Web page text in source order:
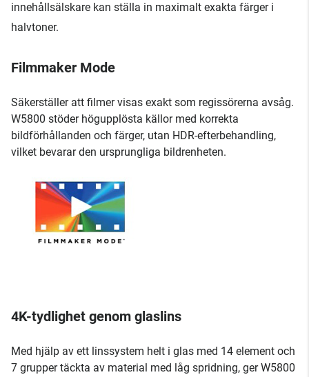
innehållsälskare kan ställa in maximalt exakta färger i
halvtoner.
Filmmaker Mode
Säkerställer att filmer visas exakt som regissörerna avsåg.
W5800 stöder högupplösta källor med korrekta
bildförhållanden och färger, utan HDR-efterbehandling,
vilket bevarar den ursprungliga bildrenheten.
4K-tydlighet genom glaslins
Med hjälp av ett linssystem helt i glas med 14 element och
7 grupper täckta av material med låg spridning, ger W5800